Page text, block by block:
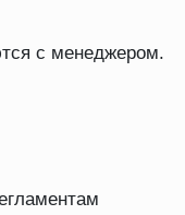
с менеджером.